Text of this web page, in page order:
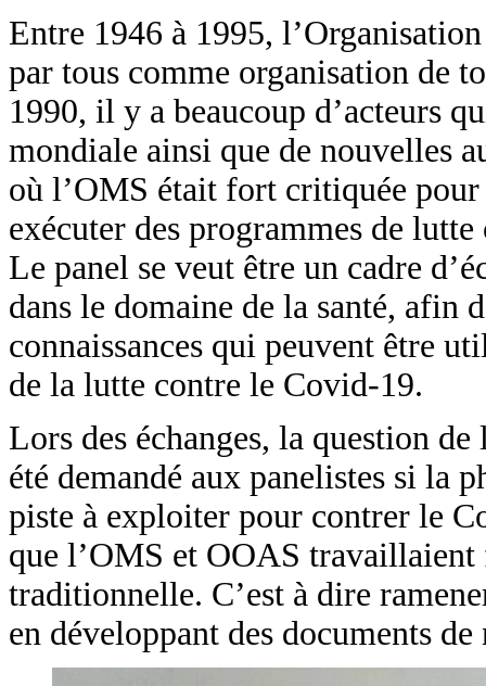
Entre 1946 à 1995,
par tous comme organisation de
1990, il y a beaucoup d’acteurs
mondiale ainsi que de nouvelles
où l’OMS était fort critiquée
exécuter des programmes de
Le panel se veut être un cadre
dans le domaine de la santé, afin
connaissances qui peuvent être
de la lutte contre le Covid-19.
Lors des échanges, la question
été demandé aux panelistes si la
piste à exploiter pour contrer le
que l’OMS et OOAS
traditionnelle. C’est à dire
en développant des documents